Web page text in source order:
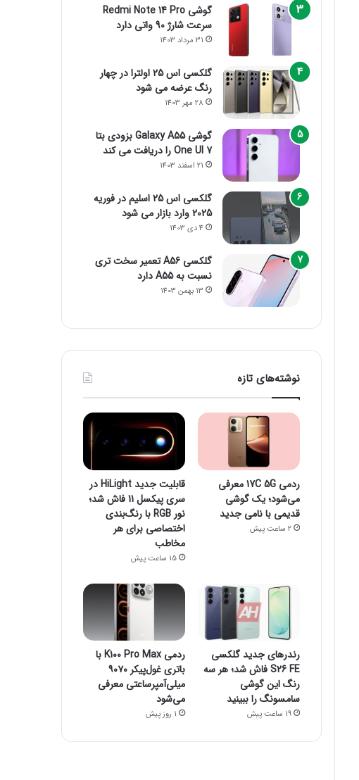
گوشی Redmi Note 14 Pro
سرعت شارژ 90 واتی دارد
31 مرداد 1403
گلکسی اس 25 اولترا در چهار
رنگ عرضه می شود
28 مهر 1403
گوشی Galaxy A55 بزودی بتا
One UI 7 را دریافت می کند
21 اسفند 1403
گلکسی اس 25 اسلیم در فوریه
2025 وارد بازار می شود
4 دی 1403
گلکسی A56 تعمیر سخت تری
نسبت به A55 دارد
13 بهمن 1403
نوشته‌های تازه
ردمی 17C 5G معرفی
می‌شود؛ یک گوشی
قدیمی با نامی جدید
2 ساعت پیش
قابلیت جدید HiLight در
سری پیکسل 11 فاش شد؛
نور RGB با رنگ‌بندی
اختصاصی برای هر
مخاطب
15 ساعت پیش
رندرهای جدید گلکسی
S26 FE فاش شد؛ هر سه
رنگ این گوشی
سامسونگ را ببینید
19 ساعت پیش
ردمی K100 Pro Max با
باتری غول‌پیکر ۹۰۷۰
میلی‌آمپرساعتی معرفی
می‌شود
1 روز پیش